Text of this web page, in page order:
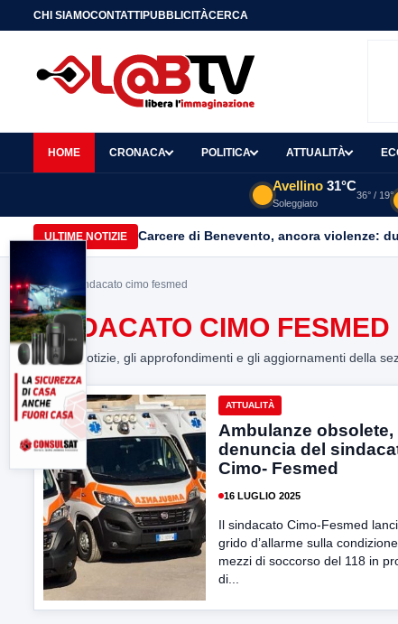
CHI SIAMOCONTATTIPUBBLICITÀCERCA
HOME CRONACA POLITICA ATTUALITÀ
Avellino 31°C
Soleggiato
36° / 19°
ULTIME NOTIZIE Carcere di Benevento, ancora violenze:
Home> sindacato cimo fesmed
SINDACATO CIMO FESMED
Tutte le notizie, gli approfondimenti e gli aggiornamenti della
ATTUALITÀ
Ambulanze obsolete,
denuncia del
Cimo- Fesmed
16 LUGLIO 2025
Il sindacato Cimo-Fesmed
grido d’allarme sulla
mezzi di soccorso del 118 in
di...